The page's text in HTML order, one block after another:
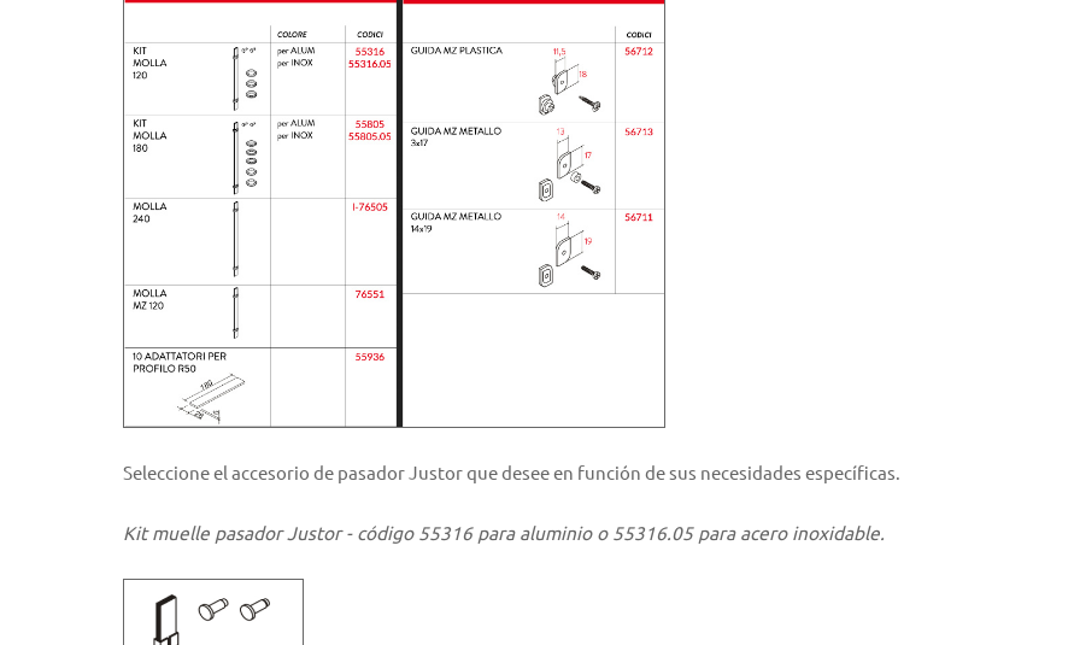
Seleccione el accesorio de pasador Justor que desee en función de sus necesidades específicas.
Kit muelle pasador Justor - código 55316 para aluminio o 55316.05 para acero inoxidable.